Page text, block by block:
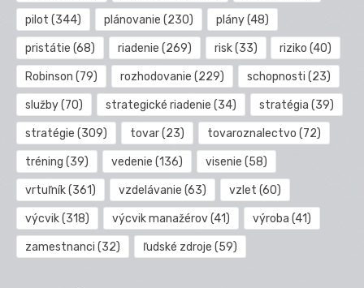
pilot (344) plánovanie (230) plány(48)
pristátie (68) riadenie (269) risk(33) riziko (40)
Robinson (79) rozhodovanie (229) schopnosti (23)
služby(70) strategické riadenie (34) stratégia (39)
stratégie (309) tovar(23) tovaroznalectvo (72)
tréning (39) vedenie (136) visenie (58)
vrtuľník(361) vzdelávanie (63) vzlet (60)
výcvik(318) výcvik manažérov(41) výroba (41)
zamestnanci (32) ľudské zdroje (59)